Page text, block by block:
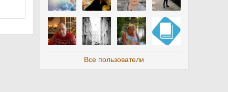
Все пользователи